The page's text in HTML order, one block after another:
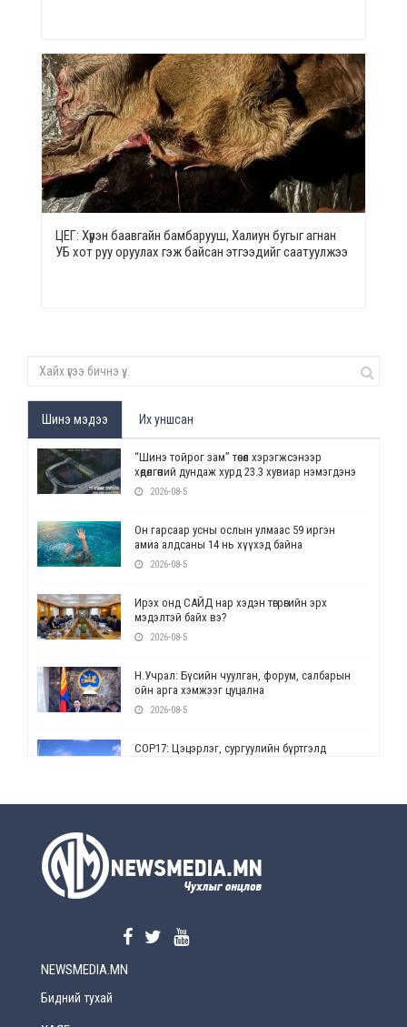
ЦЕГ: Хүрэн баавгайн бамбарууш, Халиун бугыг агнан
УБ хот руу оруулах гэж байсан этгээдийг саатуулжээ
Шинэ мэдээ Их уншсан
“Шинэ тойрог зам” төсөл хэрэгжсэнээр
хөдөлгөөний дундаж хурд 23.3 хувиар нэмэгдэнэ
2026-08-5
Он гарсаар усны ослын улмаас 59 иргэн
амиа алдсаны 14 нь хүүхэд байна
2026-08-5
Ирэх онд САЙД нар хэдэн төгрөгийн эрх
мэдэлтэй байх вэ?
2026-08-5
Н.Учрал: Бүсийн чуулган, форум, салбарын
ойн арга хэмжээг цуцална
2026-08-5
СОР17: Цэцэрлэг, сургуулийн бүртгэлд
2026-08-5
2026-08-5
NEWSMEDIA.MN
Бидний тухай